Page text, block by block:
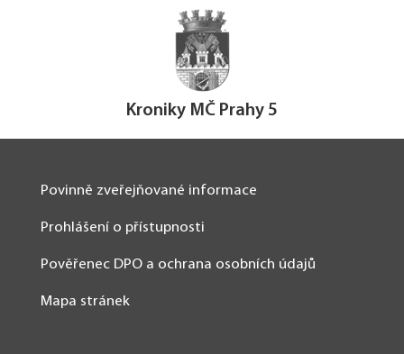
Kroniky MČ Prahy 5
Povinně zveřejňované informace
Prohlášení o přístupnosti
Pověřenec DPO a ochrana osobních údajů
Mapa stránek